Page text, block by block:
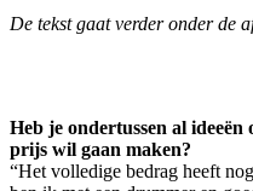
De tekst gaat verder onder de
Heb je ondertussen al ideeën
prijs wil gaan maken?
“Het volledige bedrag heeft